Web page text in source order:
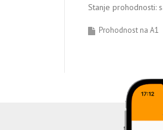
Stanje prohodnosti:
Prohodnost na A1